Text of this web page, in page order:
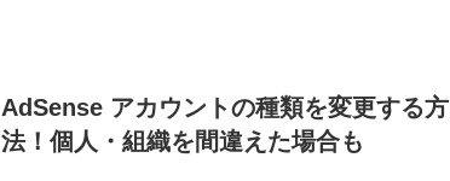
AdSense アカウントの種類を変更する方
法！個人・組織を間違えた場合も